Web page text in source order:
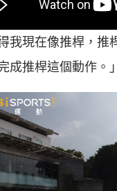
我現在像推桿，推
成推桿這個動作。